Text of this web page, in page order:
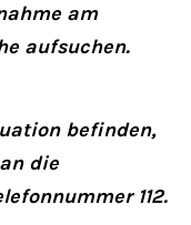
am
aufsuchen.
befinden,
die
112.